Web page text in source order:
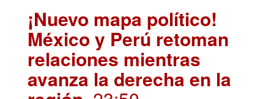
¡Nuevo mapa político!
México y Perú retoman
relaciones mientras
avanza la derecha en la